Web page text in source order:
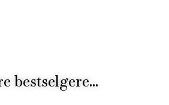
bestselgere...